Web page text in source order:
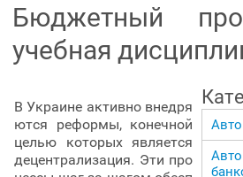
Бюджетный
учебная
В Украине активно внедря
ются реформы, конечной
целью которых является
децентрализация. Эти про